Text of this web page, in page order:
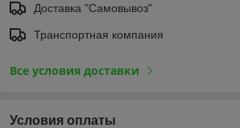
Доставка "Самовывоз"
Транспортная компания
Все условия доставки
Условия оплаты